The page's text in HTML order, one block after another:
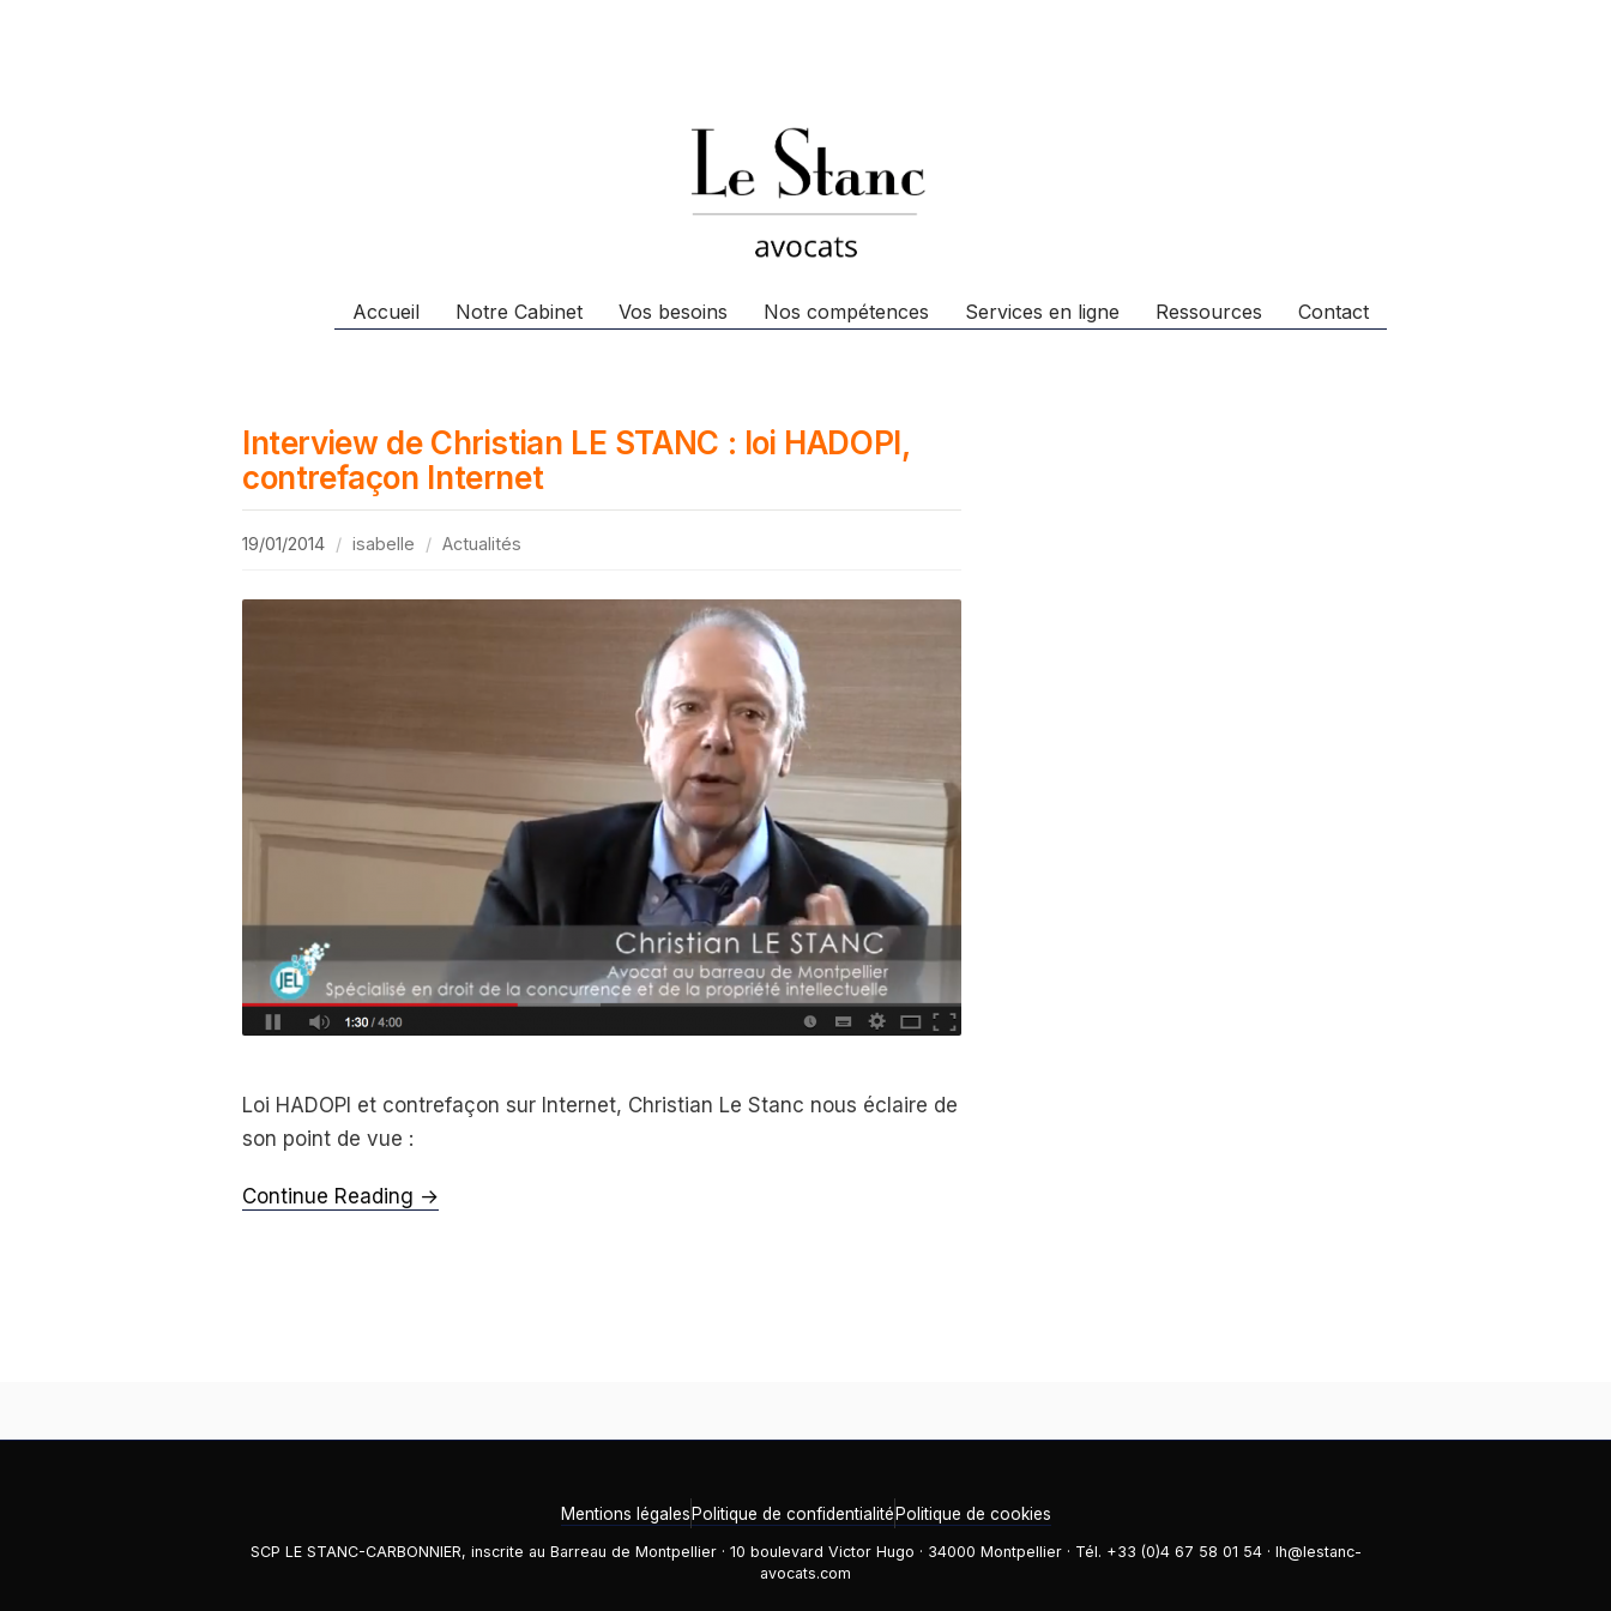
Accueil Notre Cabinet Vos besoins Nos compétences Services en ligne Ressources Contact
Interview de Christian LE STANC : loi HADOPI,
contrefaçon Internet
19/01/2014 isabelle Actualités
Loi HADOPI et contrefaçon sur Internet, Christian Le Stanc nous éclaire de
son point de vue :
Continue Reading →
Mentions légales Politique de confidentialité Politique de cookies